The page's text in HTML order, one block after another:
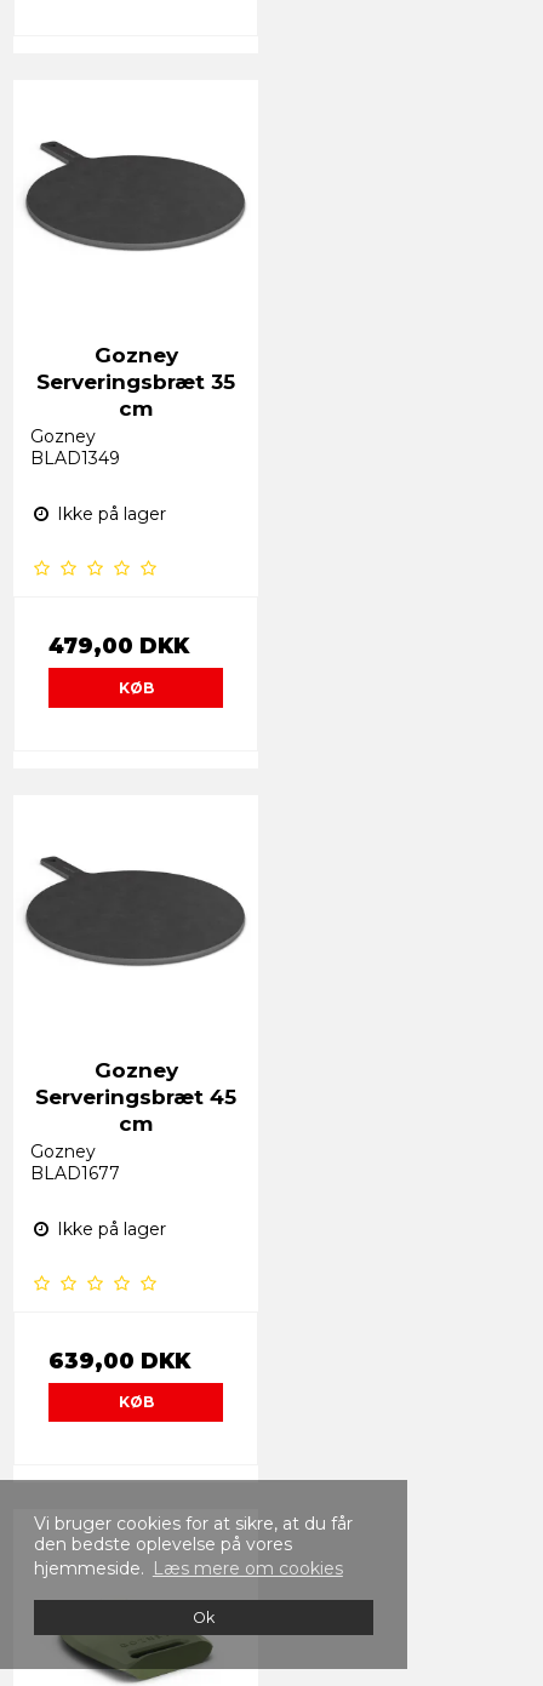
Vi bruger cookies for at sikre, at du får
den bedste oplevelse på vores
hjemmeside. Læs mere om cookies
Ok
Gozney
Serveringsbræt 35
cm
Gozney
BLAD1349
Ikke på lager
479,00 DKK
KØB
Gozney
Serveringsbræt 45
cm
Gozney
BLAD1677
Ikke på lager
639,00 DKK
KØB